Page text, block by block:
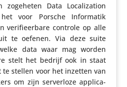
Data Loca­li­za­tion
voor Porsche Infor­matik
veri­fi­eer­bare controle op alle
te oefenen. Via deze suite
data waar mag worden
stelt het bedrijf ook in staat
stellen voor het inzetten van
om zijn server­loze appli­ca­